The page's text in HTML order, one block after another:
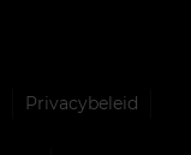
Privacybeleid